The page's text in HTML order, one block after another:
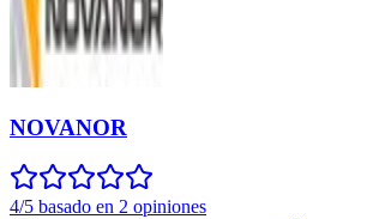
NOVANOR
4/5 basado en 2 opiniones